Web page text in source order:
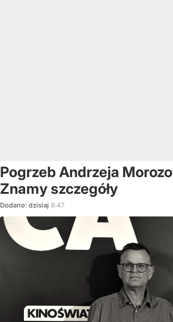
Pogrzeb Andrzeja
Znamy szczegóły
Dodano: dzisiaj 8:47